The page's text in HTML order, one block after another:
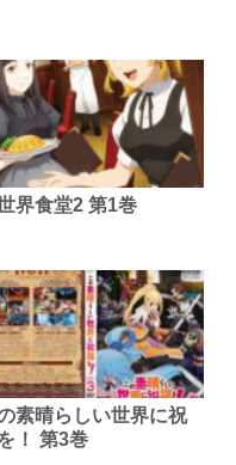
界食堂2 第1巻
素晴らしい世界に祝
！ 第3巻